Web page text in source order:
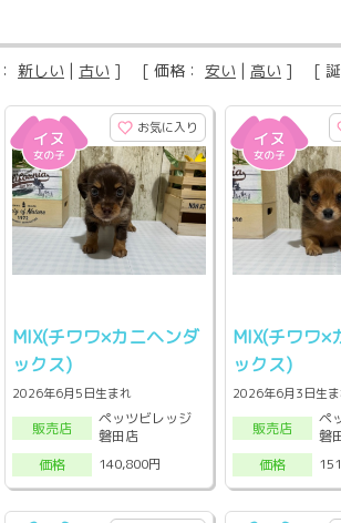
新しい | 古い ] [ 価格： 安い | 高い ] [ 誕
お気に入り
MIX(チワワ×カニヘンダ
ックス)
2026年6月5日生まれ
販売店
ペッツビレッジ
磐田店
価格
140,800円
MIX(チワワ×
ックス)
2026年6月3日生
販売店
ペ
磐
価格